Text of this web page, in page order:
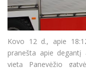
Kovo 12 d., apie
pranešta apie degantį
vietą Panevėžio